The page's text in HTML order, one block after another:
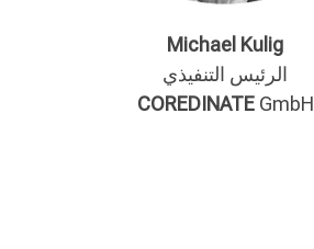
Michael Kulig
الرئيس التنفيذي
COREDINATEGmbH